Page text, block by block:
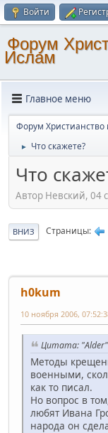
Войти
Форум
Ислам
Главное меню
Форум
► Что скажете?
Что
Автор Невский, 04
ВНИЗ Страницы
h0kum
10 ноября 2006,
Цитата: "Alder"
Методы
военными,
как то писал.
Но вопрос в
любят Ивана
народа он